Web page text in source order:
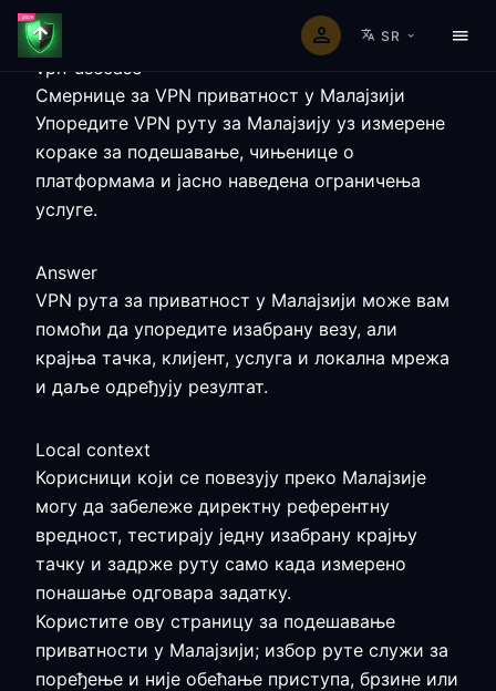
SR
vpn-usecase
Смернице за VPN приватност у Малајзији
Упоредите VPN руту за Малајзију уз измерене
кораке за подешавање, чињенице о
платформама и јасно наведена ограничења
услуге.
Answer
VPN рута за приватност у Малајзији може вам
помоћи да упоредите изабрану везу, али
крајња тачка, клијент, услуга и локална мрежа
и даље одређују резултат.
Local context
Корисници који се повезују преко Малајзије
могу да забележе директну референтну
вредност, тестирају једну изабрану крајњу
тачку и задрже руту само када измерено
понашање одговара задатку.
Користите ову страницу за подешавање
приватности у Малајзији; избор руте служи за
поређење и није обећање приступа, брзине или